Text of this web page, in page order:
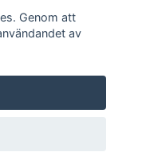
Genom att
av